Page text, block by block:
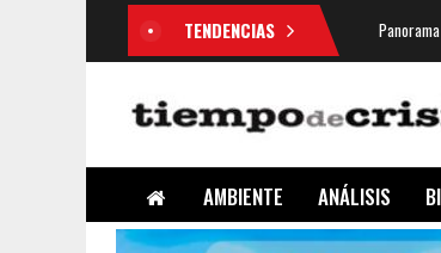
TENDENCIAS
AMBIENTE ANÁLISIS